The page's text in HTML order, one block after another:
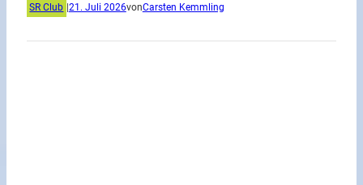
SR Club |21. Juli 2026vonCarsten Kemmling